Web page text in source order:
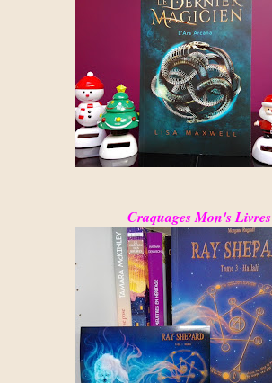
Craquages Mon's Livres